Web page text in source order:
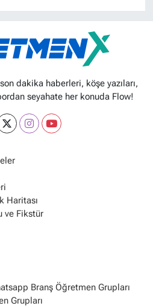
dakika haberleri, köşe yazıları,
seyahate her konuda Flow!
Haritası
ve Fikstür
Branş Öğretmen Grupları
Grupları